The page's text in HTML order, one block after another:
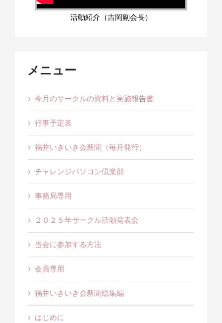
活動紹介（吉岡副会長）
メニュー
今月のサークルの資料と実施報告書
行事予定表
福井いきいき会新聞（毎月発行）
チャレンジパソコン倶楽部
事務局専用
２０２５年サークル活動発表会
当会に参加する方法
会員専用
福井いきいき会新聞総集編
はじめに